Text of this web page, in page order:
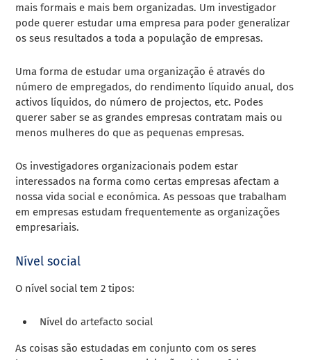
mais formais e mais bem organizadas. Um investigador
pode querer estudar uma empresa para poder generalizar
os seus resultados a toda a população de empresas.
Uma forma de estudar uma organização é através do
número de empregados, do rendimento líquido anual, dos
activos líquidos, do número de projectos, etc. Podes
querer saber se as grandes empresas contratam mais ou
menos mulheres do que as pequenas empresas.
Os investigadores organizacionais podem estar
interessados na forma como certas empresas afectam a
nossa vida social e económica. As pessoas que trabalham
em empresas estudam frequentemente as organizações
empresariais.
Nível social
O nível social tem 2 tipos:
Nível do artefacto social
As coisas são estudadas em conjunto com os seres